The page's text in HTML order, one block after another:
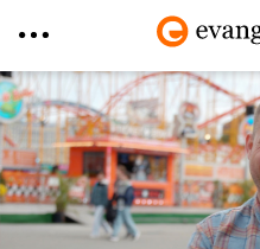
Direkt
zum
Inhalt